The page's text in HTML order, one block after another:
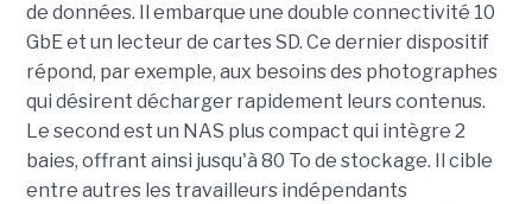
de données. Il embarque une double connectivité 10
GbE et un lecteur de cartes SD. Ce dernier dispositif
répond, par exemple, aux besoins des photographes
qui désirent décharger rapidement leurs contenus.
Le second est un NAS plus compact qui intègre 2
baies, offrant ainsi jusqu'à 80 To de stockage. Il cible
entre autres les travailleurs indépendants